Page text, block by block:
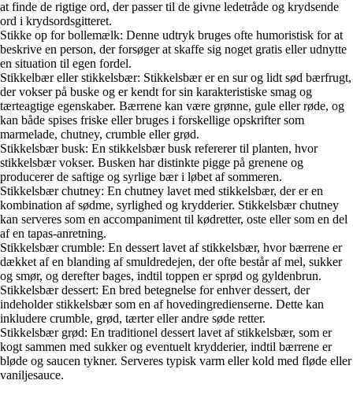
at finde de rigtige ord, der passer til de givne ledetråde og krydsende
ord i krydsordsgitteret.
Stikke op for bollemælk: Denne udtryk bruges ofte humoristisk for at
beskrive en person, der forsøger at skaffe sig noget gratis eller udnytte
en situation til egen fordel.
Stikkelbær eller stikkelsbær: Stikkelsbær er en sur og lidt sød bærfrugt,
der vokser på buske og er kendt for sin karakteristiske smag og
tærteagtige egenskaber. Bærrene kan være grønne, gule eller røde, og
kan både spises friske eller bruges i forskellige opskrifter som
marmelade, chutney, crumble eller grød.
Stikkelsbær busk: En stikkelsbær busk refererer til planten, hvor
stikkelsbær vokser. Busken har distinkte pigge på grenene og
producerer de saftige og syrlige bær i løbet af sommeren.
Stikkelsbær chutney: En chutney lavet med stikkelsbær, der er en
kombination af sødme, syrlighed og krydderier. Stikkelsbær chutney
kan serveres som en accompaniment til kødretter, oste eller som en del
af en tapas-anretning.
Stikkelsbær crumble: En dessert lavet af stikkelsbær, hvor bærrene er
dækket af en blanding af smuldredejen, der ofte består af mel, sukker
og smør, og derefter bages, indtil toppen er sprød og gyldenbrun.
Stikkelsbær dessert: En bred betegnelse for enhver dessert, der
indeholder stikkelsbær som en af hovedingredienserne. Dette kan
inkludere crumble, grød, tærter eller andre søde retter.
Stikkelsbær grød: En traditionel dessert lavet af stikkelsbær, som er
kogt sammen med sukker og eventuelt krydderier, indtil bærrene er
bløde og saucen tykner. Serveres typisk varm eller kold med fløde eller
vaniljesauce.